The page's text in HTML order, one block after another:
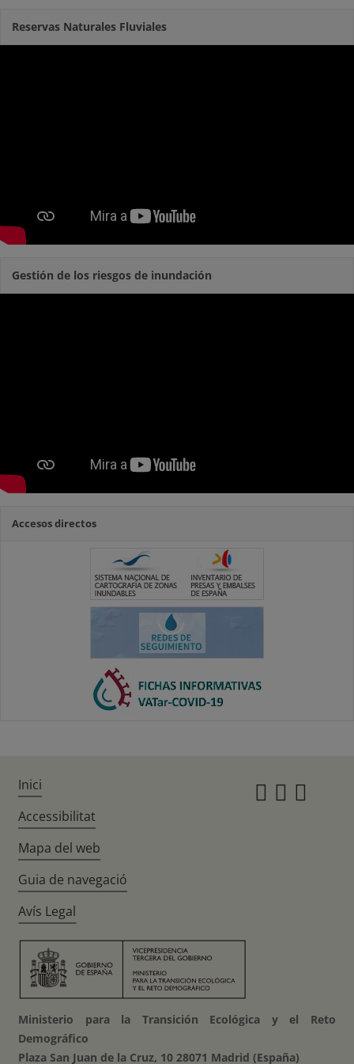
Reservas Naturales Fluviales
Gestión de los riesgos de inundación
Accesos directos
Inici
Accessibilitat
Mapa del web
Guia de navegació
Avís Legal
Ministerio para la Transición Ecológica y el Reto
Demográfico
Plaza San Juan de la Cruz, 10 28071 Madrid (España)